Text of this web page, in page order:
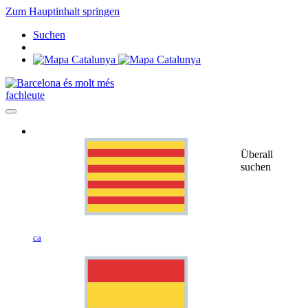
Zum Hauptinhalt springen
Suchen
fachleute
ca
Überall
suchen